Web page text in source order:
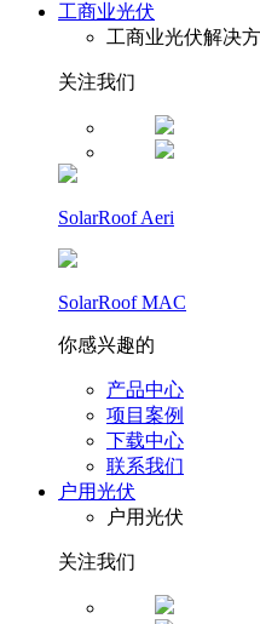
工商业光伏
工商业光伏解决
关注我们
SolarRoof Aeri
SolarRoof MAC
你感兴趣的
产品中心
项目案例
下载中心
联系我们
户用光伏
户用光伏
关注我们